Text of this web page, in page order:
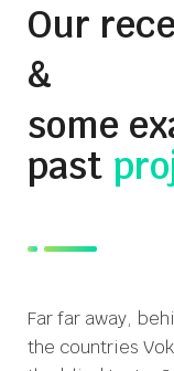
Our
&
some
past
Far far away,
the countries